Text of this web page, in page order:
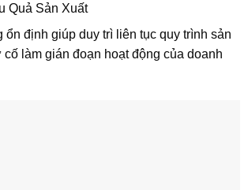
Quả Sản Xuất
ổn định giúp duy trì liên tục quy trình sản
cố làm gián đoạn hoạt động của doanh